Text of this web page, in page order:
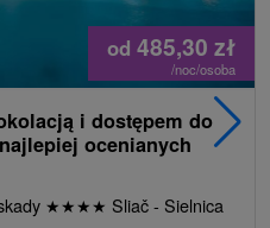
od 485,30 zł
/noc/osoba
i dostępem do
ocenianych
★★★★ Sliač - Sielnica